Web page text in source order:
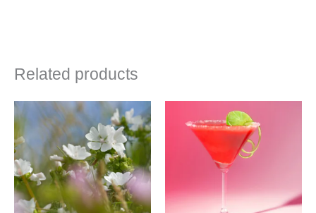
Related products
Price
range:
€4,50
through
€67,00
range:
€6,00
through
€79,00